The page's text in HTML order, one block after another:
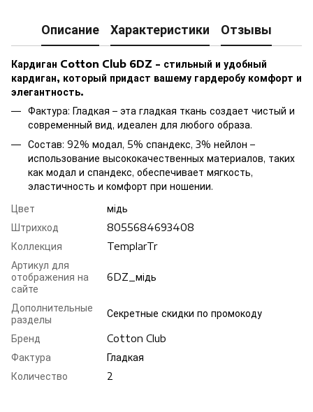
Описание Характеристики Отзывы
Кардиган Cotton Club 6DZ - стильный и удобный
кардиган, который придаст вашему гардеробу комфорт и
элегантность.
Фактура: Гладкая – эта гладкая ткань создает чистый и
современный вид, идеален для любого образа.
Состав: 92% модал, 5% спандекс, 3% нейлон –
использование высококачественных материалов, таких
как модал и спандекс, обеспечивает мягкость,
эластичность и комфорт при ношении.
Цвет
мiдь
Штрихкод
8055684693408
Коллекция
TemplarTr
Артикул для
отображения на
сайте
6DZ_мiдь
Дополнительные
разделы
Секретные скидки по промокоду
Бренд
Cotton Club
Фактура
Гладкая
Количество
2